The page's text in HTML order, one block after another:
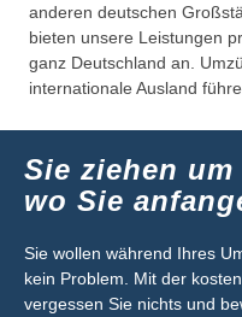
anderen deutschen
bieten unsere Leistungen
ganz Deutschland an.
internationale Ausland
Sie ziehen
wo Sie
Sie wollen während Ihres
kein Problem. Mit der
vergessen Sie nichts und